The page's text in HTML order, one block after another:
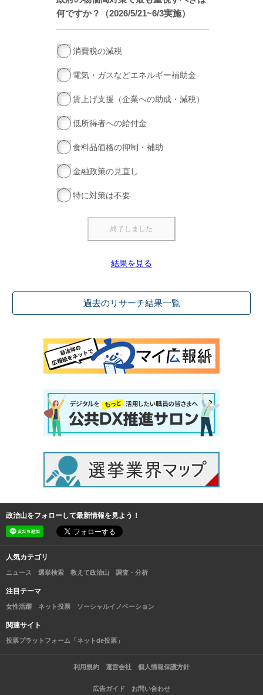
何ですか？（2026/5/21~6/3実施）
消費税の減税
電気・ガスなどエネルギー補助金
賃上げ支援（企業への助成・減税）
低所得者への給付金
食料品価格の抑制・補助
金融政策の見直し
特に対策は不要
結果を見る
過去のリサーチ結果一覧
政治山をフォローして最新情報を見よう！
人気カテゴリ
ニュース 選挙検索 教えて政治山 調査・分析
注目テーマ
女性活躍 ネット投票 ソーシャルイノベーション
関連サイト
投票プラットフォーム「ネットde投票」
利用規約 運営会社 個人情報保護方針
広告ガイド お問い合わせ